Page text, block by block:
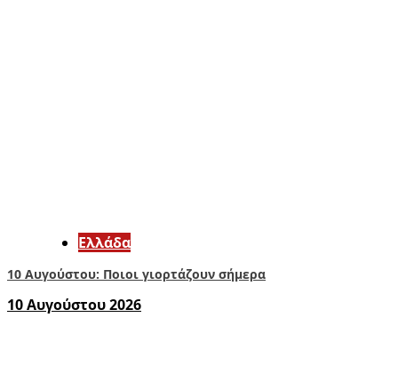
Ελλάδα
10 Αυγούστου: Ποιοι γιορτάζουν σήμερα
10 Αυγούστου 2026